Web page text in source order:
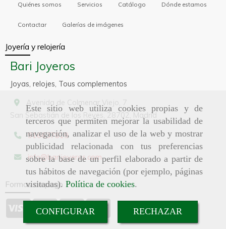
Este sitio web utiliza cookies propias y de
terceros que permiten mejorar la usabilidad de
navegación, analizar el uso de la web y mostrar
publicidad relacionada con tus preferencias
sobre la base de un perfil elaborado a partir de
tus hábitos de navegación (por ejemplo, páginas
visitadas). Política de cookies.
CONFIGURAR RECHAZAR
Quiénes somos Servicios Catálogo Dónde estamos
Contactar Galerías de imágenes
Joyería y relojería
Bari Joyeros
Joyas, relojes, Tous complementos
Avenida de Colmenar Viejo, 7
San Sebastián de los Reyes, 28702, Madrid
916637819
info barijoyeros.com
Formas de pago